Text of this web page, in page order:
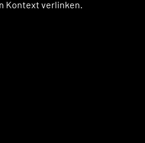
Kontext verlinken.